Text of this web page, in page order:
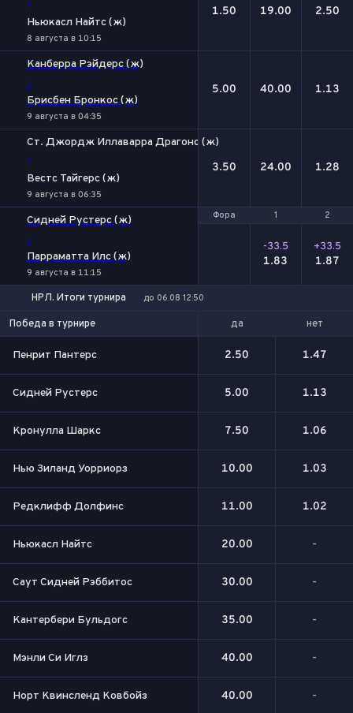
-
Ньюкасл Найтс (ж)
8 августа в 10:15
1.50 19.00 2.50
Канберра Рэйдерс (ж)
-
Брисбен Бронкос (ж)
9 августа в 04:35
5.00 40.00 1.13
Ст. Джордж Иллаварра Драгонс (ж)
-
Вестс Тайгерс (ж)
9 августа в 06:35
3.50 24.00 1.28
Фора 1 2
Сидней Рустерс (ж)
-
Парраматта Илс (ж)
9 августа в 11:15
Фора 1 2
-33.5
1.83
+33.5
1.87
НРЛ. Итоги турнира до 06.08 12:50
Победа в турнире да нет
Пенрит Пантерс 2.50 1.47
Сидней Рустерс 5.00 1.13
Кронулла Шаркс 7.50 1.06
Нью Зиланд Уорриорз 10.00 1.03
Редклифф Долфинс 11.00 1.02
Ньюкасл Найтс 20.00 -
Саут Сидней Рэббитос 30.00 -
Кантербери Бульдогс 35.00 -
Мэнли Си Иглз 40.00 -
Норт Квинсленд Ковбойз 40.00 -